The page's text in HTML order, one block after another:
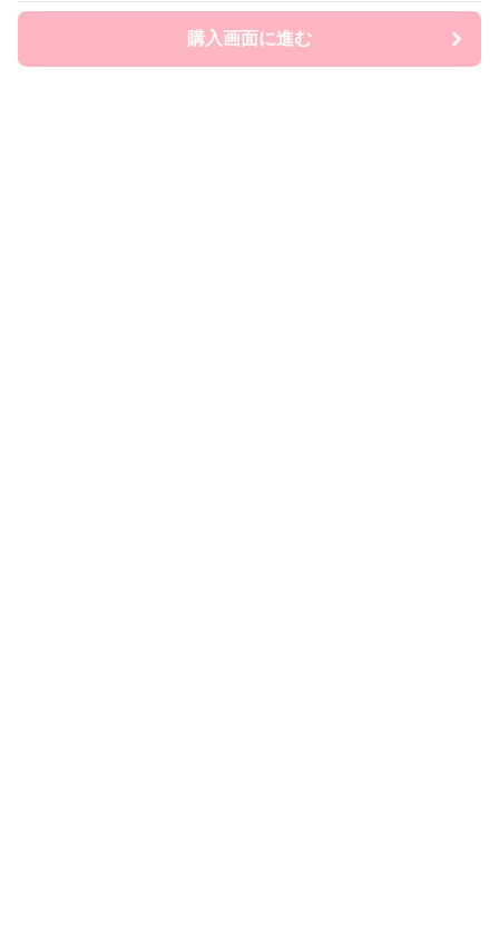
購入画面に進む
購入画面に進む